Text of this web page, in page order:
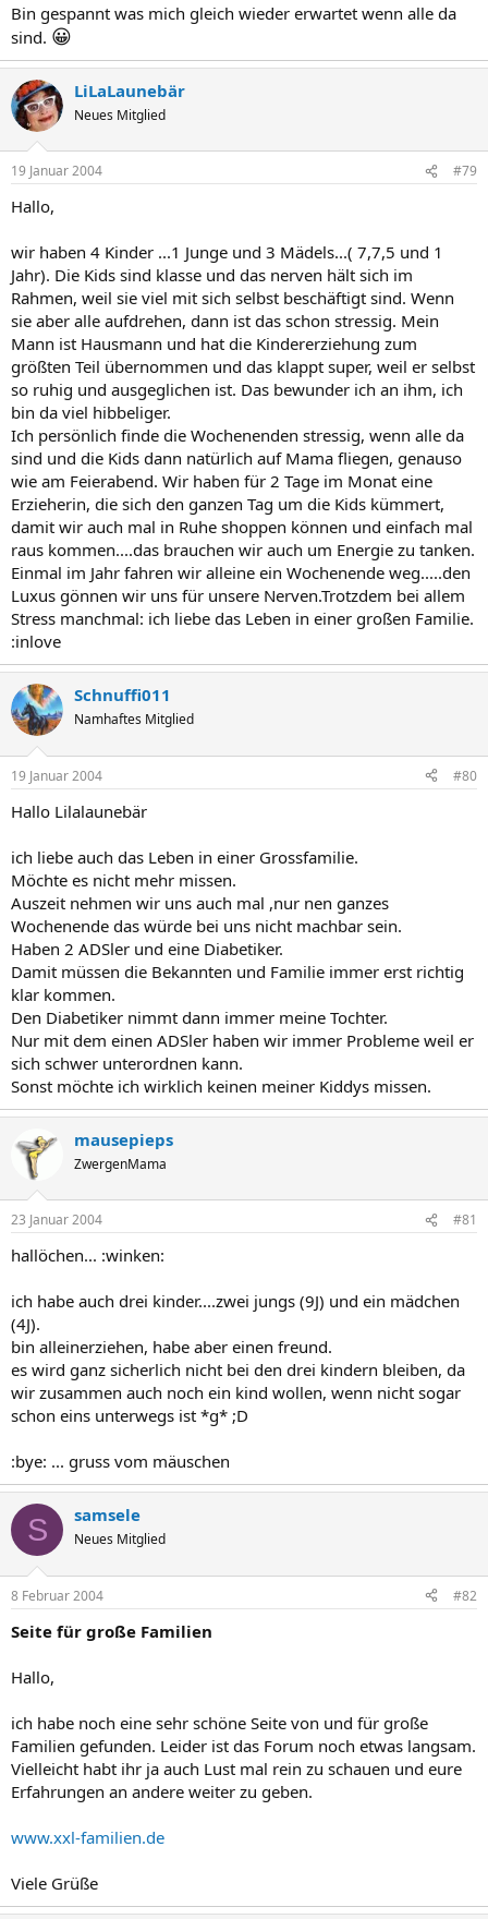
Bin gespannt was mich gleich wieder erwartet wenn alle da
sind. 😀
LiLaLaunebär
Neues Mitglied
19 Januar 2004 #79
Hallo,
wir haben 4 Kinder ...1 Junge und 3 Mädels...( 7,7,5 und 1
Jahr). Die Kids sind klasse und das nerven hält sich im
Rahmen, weil sie viel mit sich selbst beschäftigt sind. Wenn
sie aber alle aufdrehen, dann ist das schon stressig. Mein
Mann ist Hausmann und hat die Kindererziehung zum
größten Teil übernommen und das klappt super, weil er selbst
so ruhig und ausgeglichen ist. Das bewunder ich an ihm, ich
bin da viel hibbeliger.
Ich persönlich finde die Wochenenden stressig, wenn alle da
sind und die Kids dann natürlich auf Mama fliegen, genauso
wie am Feierabend. Wir haben für 2 Tage im Monat eine
Erzieherin, die sich den ganzen Tag um die Kids kümmert,
damit wir auch mal in Ruhe shoppen können und einfach mal
raus kommen....das brauchen wir auch um Energie zu tanken.
Einmal im Jahr fahren wir alleine ein Wochenende weg.....den
Luxus gönnen wir uns für unsere Nerven.Trotzdem bei allem
Stress manchmal: ich liebe das Leben in einer großen Familie.
:inlove
Schnuffi011
Namhaftes Mitglied
19 Januar 2004 #80
Hallo Lilalaunebär
ich liebe auch das Leben in einer Grossfamilie.
Möchte es nicht mehr missen.
Auszeit nehmen wir uns auch mal ,nur nen ganzes
Wochenende das würde bei uns nicht machbar sein.
Haben 2 ADSler und eine Diabetiker.
Damit müssen die Bekannten und Familie immer erst richtig
klar kommen.
Den Diabetiker nimmt dann immer meine Tochter.
Nur mit dem einen ADSler haben wir immer Probleme weil er
sich schwer unterordnen kann.
Sonst möchte ich wirklich keinen meiner Kiddys missen.
mausepieps
ZwergenMama
23 Januar 2004 #81
hallöchen... :winken:
ich habe auch drei kinder....zwei jungs (9J) und ein mädchen
(4J).
bin alleinerziehen, habe aber einen freund.
es wird ganz sicherlich nicht bei den drei kindern bleiben, da
wir zusammen auch noch ein kind wollen, wenn nicht sogar
schon eins unterwegs ist *g* ;D
:bye: ... gruss vom mäuschen
S samsele
Neues Mitglied
8 Februar 2004 #82
Seite für große Familien
Hallo,
ich habe noch eine sehr schöne Seite von und für große
Familien gefunden. Leider ist das Forum noch etwas langsam.
Vielleicht habt ihr ja auch Lust mal rein zu schauen und eure
Erfahrungen an andere weiter zu geben.
www.xxl-familien.de
Viele Grüße